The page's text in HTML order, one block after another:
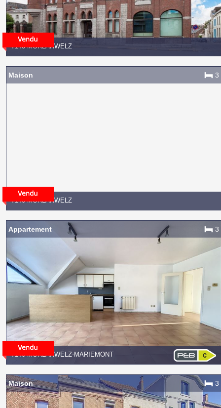
7140 MORLANWELZ
7140 MORLANWELZ
Maison 3
7140 MORLANWELZ-MARIEMONT
Appartement 3
Maison 3